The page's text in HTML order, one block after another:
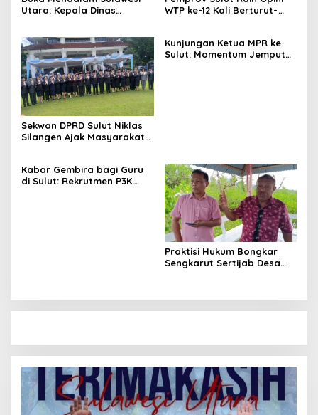
Utara: Kepala Dinas
WTP ke-12 Kali Berturut-
Sekwan DPRD Sulut Niklas
Silangen Ajak Masyarakat
Bangsa
Kunjungan Ketua MPR ke
Sulut: Momentum Jemput
Kabar Gembira bagi Guru
di Sulut: Rekrutmen P3K
Praktisi Hukum Bongkar
Sengkarut Sertijab Desa